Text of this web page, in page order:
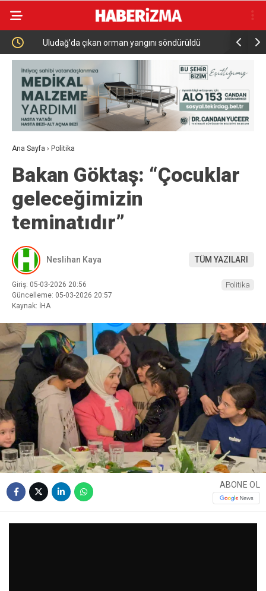
Uludağ’da çıkan orman yangını söndürüldü MGK 6
Güvenlik
Ana Sayfa › Politika
Bakan Göktaş: “Çocuklar
geleceğimizin
teminatıdır”
Neslihan Kaya TÜM YAZILARI
Giriş: 05-03-2026 20:56
Güncelleme: 05-03-2026 20:57
Kaynak: İHA
Politika
ABONE OL